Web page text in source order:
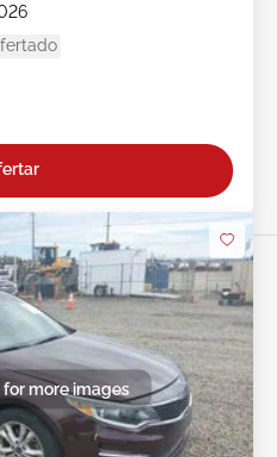
more images